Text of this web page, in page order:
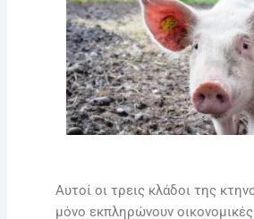
Αυτοί οι τρεις κλάδοι της
μόνο εκπληρώνουν οικονομικές